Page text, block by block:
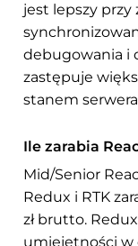
jest lepszy przy
debugowania i
zastępuje
stanem
Ile zarabia
Mid/Senior
Redux i RTK
zł brutto.
umiejętności w